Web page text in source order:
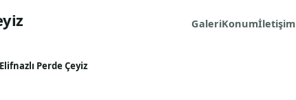
GaleriKonumİletişim
Elifnazlı Perde Çeyiz